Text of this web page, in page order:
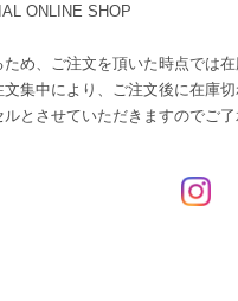
ONLINE SHOP
め、ご注文を頂いた時点では
集中により、ご注文後に在庫切
とさせていただきますのでご